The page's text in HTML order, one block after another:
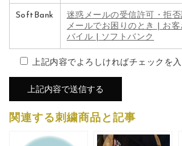
SoftBank
迷惑メールの受信許可・拒
メールでお困りのとき | お
バイル | ソフトバンク
上記内容でよろしければチェックを入
関連する刺繍商品と記事